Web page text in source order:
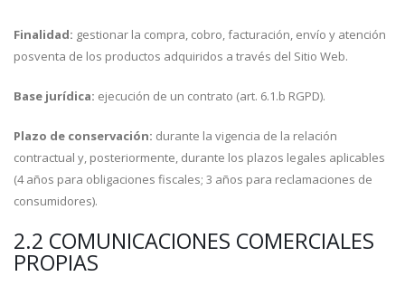
Finalidad: gestionar la compra, cobro, facturación, envío y atención
posventa de los productos adquiridos a través del Sitio Web.
Base jurídica: ejecución de un contrato (art. 6.1.b RGPD).
Plazo de conservación: durante la vigencia de la relación
contractual y, posteriormente, durante los plazos legales aplicables
(4 años para obligaciones fiscales; 3 años para reclamaciones de
consumidores).
2.2 COMUNICACIONES COMERCIALES
PROPIAS